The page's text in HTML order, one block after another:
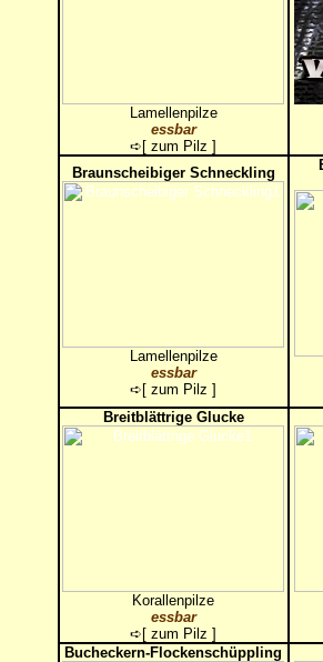
Lamellenpilze
essbar
➪[ zum Pilz ]
Braunscheibiger Schneckling
Lamellenpilze
essbar
➪[ zum Pilz ]
Breitblättrige Glucke
Korallenpilze
essbar
➪[ zum Pilz ]
Bucheckern-Flockenschüppling